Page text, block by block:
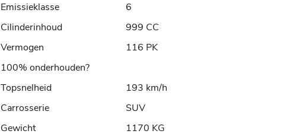
Emissieklasse
6
Cilinderinhoud
999 CC
Vermogen
116 PK
100% onderhouden?
Topsnelheid
193 km/h
Carrosserie
SUV
Gewicht
1170 KG